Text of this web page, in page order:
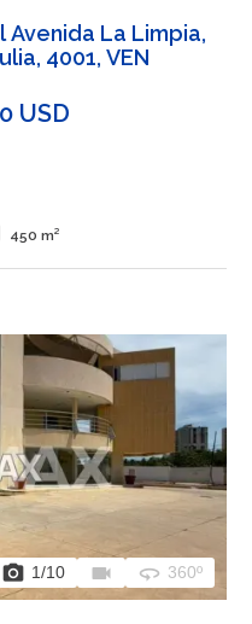
Avenida La Limpia,
4001, VEN
USD
450 m²
photo_camera 1/10 videocam 360 360º